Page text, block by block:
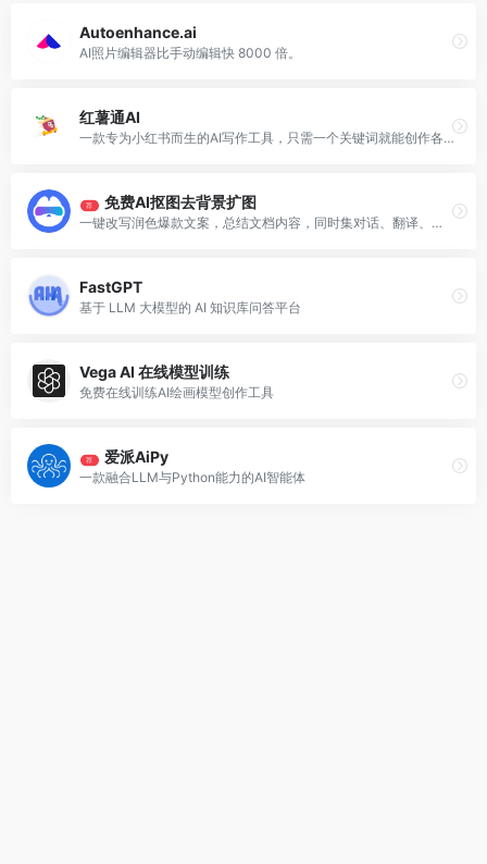
Autoenhance.ai
AI照片编辑器比手动编辑快 8000 倍。
红薯通AI
一款专为小红书而生的AI写作工具，只需一个关键词就能创作各种类型的小红书笔记，还能一键提取笔记文案并进行改写，帮你打造原创爆款笔记。
荐 免费AI抠图去背景扩图
一键改写润色爆款文案，总结文档内容，同时集对话、翻译、写作、搜索于一身的神器
FastGPT
基于 LLM 大模型的 AI 知识库问答平台
Vega AI 在线模型训练
免费在线训练AI绘画模型创作工具
荐 爱派AiPy
一款融合LLM与Python能力的AI智能体